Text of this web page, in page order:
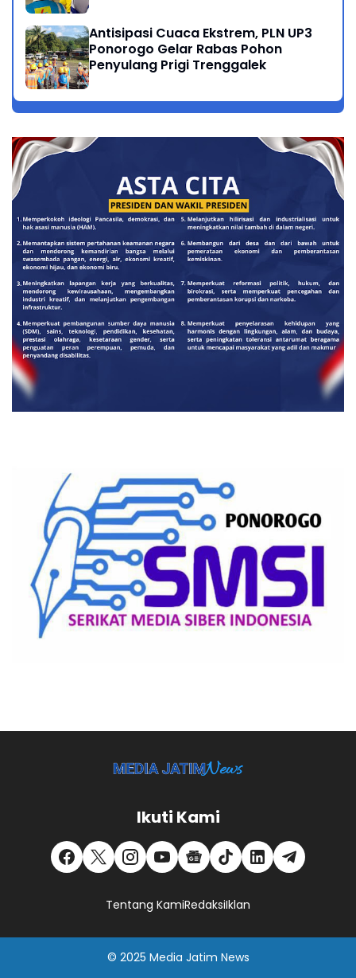
Antisipasi Cuaca Ekstrem, PLN UP3
Ponorogo Gelar Rabas Pohon
Penyulang Prigi Trenggalek
Ikuti Kami
Tentang KamiRedaksiIklan
© 2025 Media Jatim News